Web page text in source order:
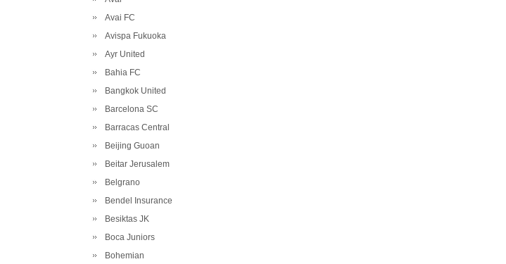
Avai FC
Avispa Fukuoka
Ayr United
Bahia FC
Bangkok United
Barcelona SC
Barracas Central
Beijing Guoan
Beitar Jerusalem
Belgrano
Bendel Insurance
Besiktas JK
Boca Juniors
Bohemian